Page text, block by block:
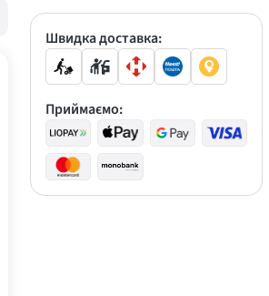
Знижки до -30%
Швидка доставка:
Приймаємо: